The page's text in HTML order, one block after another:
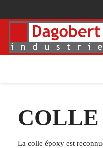
La colle époxy est